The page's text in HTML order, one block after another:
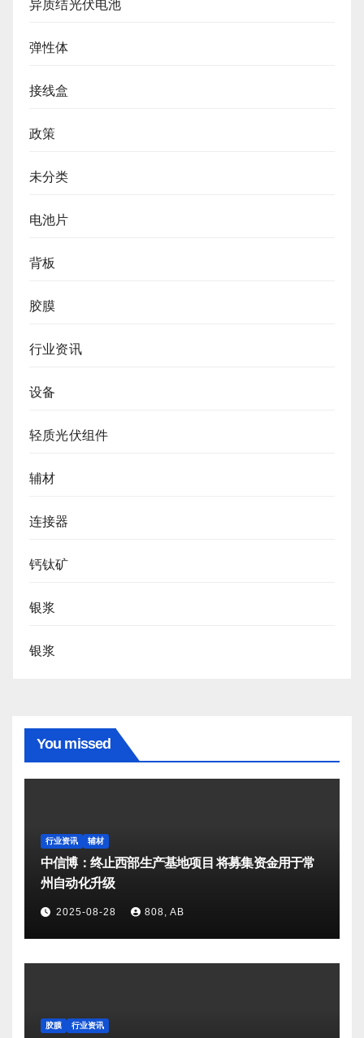
异质结光伏电池
弹性体
接线盒
政策
未分类
电池片
背板
胶膜
行业资讯
设备
轻质光伏组件
辅材
连接器
钙钛矿
银浆
银浆
You missed
行业资讯 辅材
中信博：终止西部生产基地项目 将募集资金用于常
州自动化升级
2025-08-28 808, AB
胶膜 行业资讯